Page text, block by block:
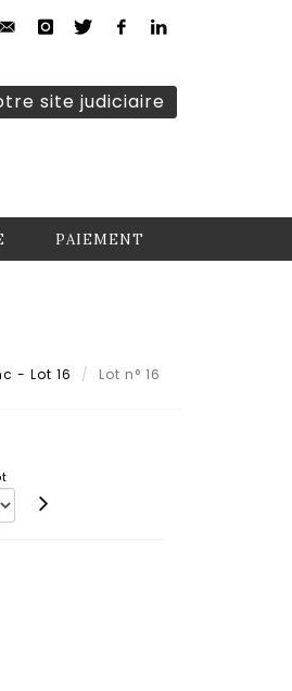
site judiciaire
PAIEMENT
- Lot 16 Lot n° 16